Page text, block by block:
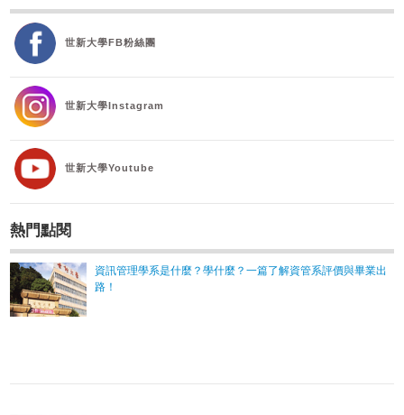
世新大學FB粉絲團
世新大學Instagram
世新大學Youtube
熱門點閱
資訊管理學系是什麼？學什麼？一篇了解資管系評價與畢業出
路！